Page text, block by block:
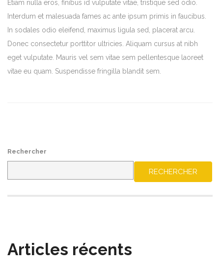
Etiam nulla eros, finibus id vulputate vitae, tristique sed odio.
Interdum et malesuada fames ac ante ipsum primis in faucibus.
In sodales odio eleifend, maximus ligula sed, placerat arcu.
Donec consectetur porttitor ultricies. Aliquam cursus at nibh
eget vulputate. Mauris vel sem vitae sem pellentesque laoreet
vitae eu quam. Suspendisse fringilla blandit sem.
Rechercher
RECHERCHER
Articles récents